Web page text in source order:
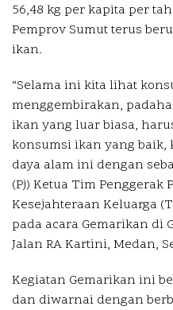
56,48 kg per kapita per
Pemprov Sumut terus
ikan.
“Selama ini kita lihat
menggembirakan,
ikan yang luar biasa,
konsumsi ikan yang
daya alam ini dengan
(Pj) Ketua Tim Penggerak
Kesejahteraan Keluarga
pada acara Gemarikan di
Jalan RA Kartini, Medan,
Kegiatan Gemarikan ini
dan diwarnai dengan